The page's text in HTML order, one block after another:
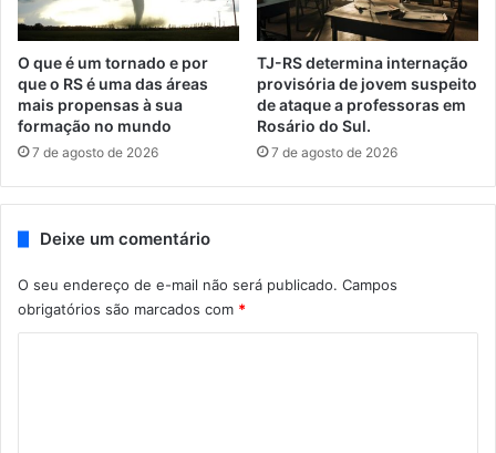
O que é um tornado e por
que o RS é uma das áreas
mais propensas à sua
formação no mundo
7 de agosto de 2026
TJ-RS determina internação
provisória de jovem suspeito
de ataque a professoras em
Rosário do Sul.
7 de agosto de 2026
Deixe um comentário
O seu endereço de e-mail não será publicado. Campos
obrigatórios são marcados com *